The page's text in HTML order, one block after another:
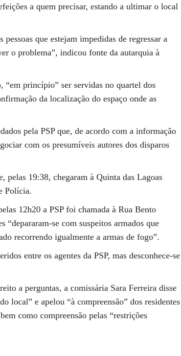
a quem precisar, estando a ultimar o local
que estejam impedidas de regressar a
o problema”, indicou fonte da autarquia à
“em princípio” ser servidas no quartel dos
da localização do espaço onde as
pela PSP que, de acordo com a informação
com os presumíveis autores dos disparos
pelas 19:38, chegaram à Quinta das Lagoas
Polícia.
12h20 a PSP foi chamada à Rua Bento
“depararam-se com suspeitos armados que
recorrendo igualmente a armas de fogo”.
entre os agentes da PSP, mas desconhece-se
a perguntas, a comissária Sara Ferreira disse
local” e apelou “à compreensão” dos residentes
como compreensão pelas “restrições